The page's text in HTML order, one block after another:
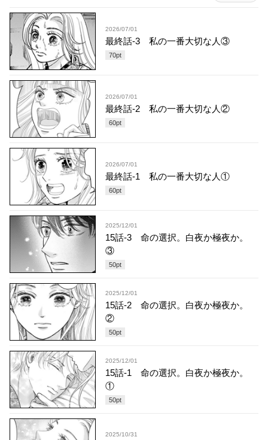
2026/07/01
最終話-3 私の一番大切な人③
70pt
2026/07/01
最終話-2 私の一番大切な人②
60pt
2026/07/01
最終話-1 私の一番大切な人①
60pt
2025/12/01
15話-3 命の選択。白夜か極夜か。
③
50pt
2025/12/01
15話-2 命の選択。白夜か極夜か。
②
50pt
2025/12/01
15話-1 命の選択。白夜か極夜か。
①
50pt
2025/10/31